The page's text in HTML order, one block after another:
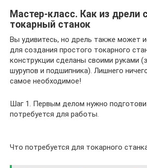
Мастер-класс. Как из дрели
токарный станок
Вы удивитесь, но дрель также может
для создания простого токарного
конструкции сделаны своими руками
шурупов и подшипника). Лишнего
самое необходимое!
Шаг 1. Первым делом нужно
потребуется для работы.
Что потребуется для токарного